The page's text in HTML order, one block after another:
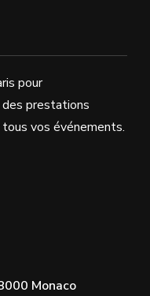
pour
prestations
vos événements.
Monaco